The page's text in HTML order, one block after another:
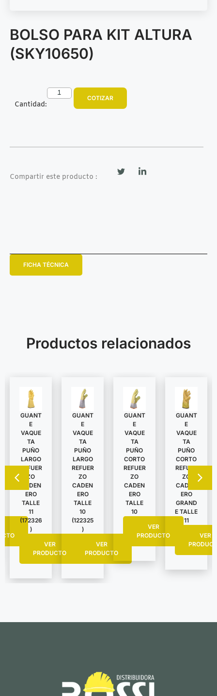
BOLSO PARA KIT ALTURA
(SKY10650)
Cantidad:
COTIZAR
Compartir este producto :
FICHA TÉCNICA
Productos relacionados
GUANT
E
VAQUE
TA
PUÑO
LARGO
REFUER
ZO
CADEN
ERO
TALLE
11
(172326
)
VER
PRODUCTO
GUANT
E
VAQUE
TA
PUÑO
LARGO
REFUER
ZO
CADEN
ERO
TALLE
10
(122325
)
VER
PRODUCTO
GUANT
E
VAQUE
TA
PUÑO
CORTO
REFUER
ZO
CADEN
ERO
TALLE
10
VER
PRODUCTO
GUANT
E
VAQUE
TA
PUÑO
CORTO
REFUER
ZO
CADEN
ERO
GRAND
E TALLE
11
VER